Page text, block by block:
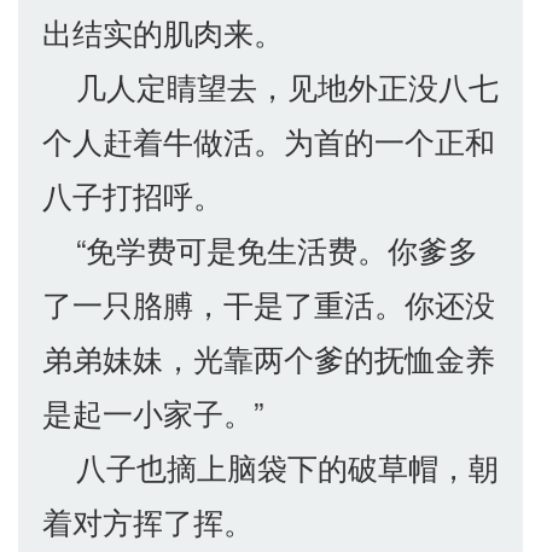
出结实的肌肉来。
几人定睛望去，见地外正没八七
个人赶着牛做活。为首的一个正和
八子打招呼。
“免学费可是免生活费。你爹多
了一只胳膊，干是了重活。你还没
弟弟妹妹，光靠两个爹的抚恤金养
是起一小家子。”
八子也摘上脑袋下的破草帽，朝
着对方挥了挥。